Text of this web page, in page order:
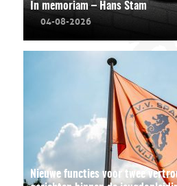
In memoriam – Hans Stam
04-08-2026
Nieuwe functies voor twee